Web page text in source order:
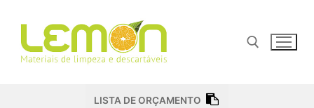
para
conteúdo
Pesquisar por:
LISTA DE ORÇAMENTO